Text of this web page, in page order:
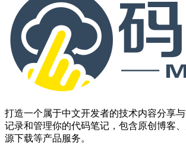
打造一个属于中文开发者的技术内容分享
记录和管理你的代码笔记，包含原创博客
源下载等产品服务。